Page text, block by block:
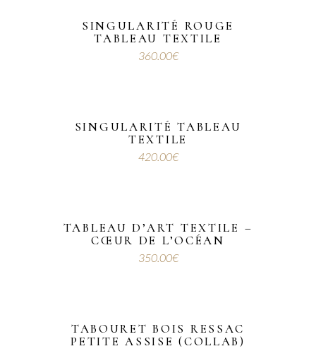
SINGULARITÉ ROUGE
TABLEAU TEXTILE
360.00€
SINGULARITÉ TABLEAU
TEXTILE
420.00€
TABLEAU D’ART TEXTILE –
CŒUR DE L’OCÉAN
350.00€
TABOURET BOIS RESSAC
PETITE ASSISE (COLLAB)